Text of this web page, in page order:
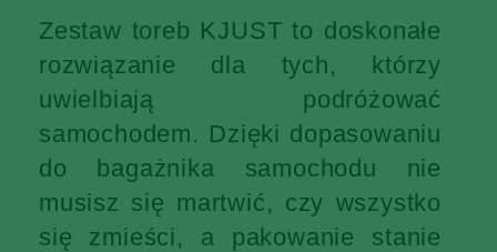
Zestaw toreb KJUST to doskonałe
rozwiązanie dla tych, którzy
uwielbiają podróżować
samochodem. Dzięki dopasowaniu
do bagażnika samochodu nie
musisz się martwić, czy wszystko
się zmieści, a pakowanie stanie